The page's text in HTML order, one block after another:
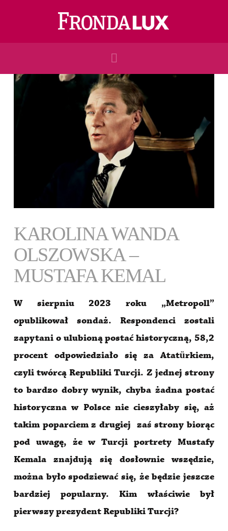
KAROLINA WANDA
OLSZOWSKA ­­–
MUSTAFA KEMAL
W sierpniu 2023 roku „Metropoll”
opublikował sondaż. Respondenci zostali
zapytani o ulubioną postać historyczną, 58,2
procent odpowiedziało się za Atatürkiem,
czyli twórcą Republiki Turcji. Z jednej strony
to bardzo dobry wynik, chyba żadna postać
historyczna w Polsce nie cieszyłaby się, aż
takim poparciem z drugiej zaś strony biorąc
pod uwagę, że w Turcji portrety Mustafy
Kemala znajdują się dosłownie wszędzie,
można było spodziewać się, że będzie jeszcze
bardziej popularny. Kim właściwie był
pierwszy prezydent Republiki Turcji?